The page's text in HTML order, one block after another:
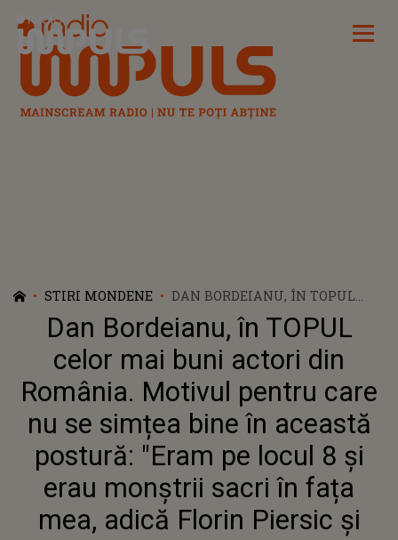
Radio Impuls
STIRI MONDENE
DAN BORDEIANU, ÎN TOPUL
CELOR MAI BUNI ACTORI DIN
ROMÂNIA. MOTIVUL PENTRU
CARE NU SE SIMȚEA BINE ÎN
ACEASTĂ POSTURĂ: "ERAM PE
LOCUL 8 ȘI ERAU MONȘTRII
SACRI ÎN FAȚA MEA, ADICĂ
FLORIN PIERSIC ȘI CEILALȚI. ȘI
EU CE CAUT? ERAM SINGURUL
DE VÂRSTA MEA"
Dan Bordeianu, în TOPUL
celor mai buni actori din
România. Motivul pentru care
nu se simțea bine în această
postură: "Eram pe locul 8 și
erau monștrii sacri în fața
mea, adică Florin Piersic și